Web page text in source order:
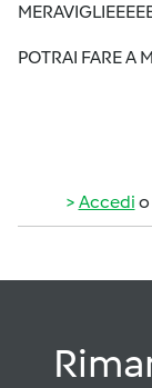
POTRAI FARE A
Accedi o